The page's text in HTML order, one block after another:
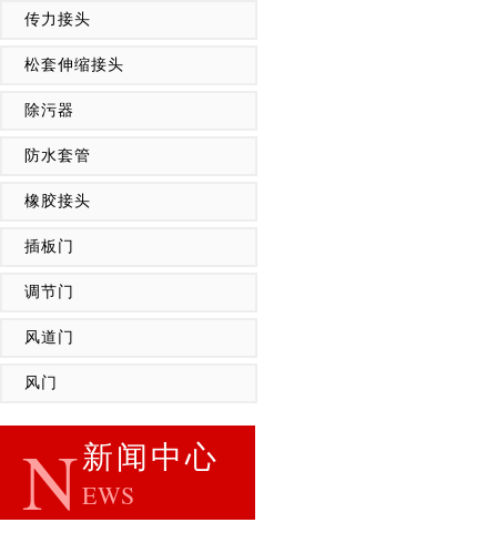
传力接头
松套伸缩接头
除污器
防水套管
橡胶接头
插板门
调节门
风道门
风门
N新闻中心
EWS